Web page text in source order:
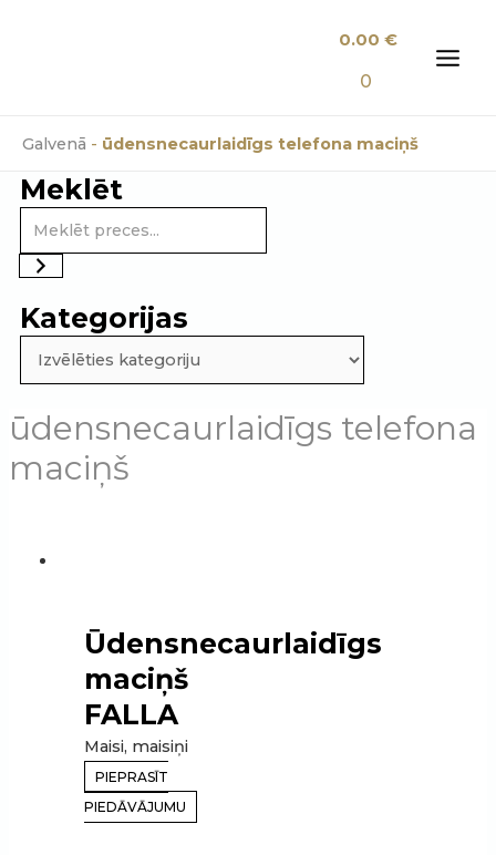
0.00€
0
Galvenā - ūdensnecaurlaidīgs telefona maciņš
Meklēt
Kategorijas
ūdensnecaurlaidīgs telefona
maciņš
Ūdensnecaurlaidīgs
maciņš
FALLA
Maisi, maisiņi
PIEPRASĪT
PIEDĀVĀJUMU